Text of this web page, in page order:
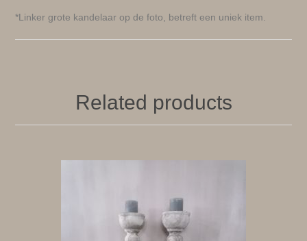
*Linker grote kandelaar op de foto, betreft een uniek item.
Related products